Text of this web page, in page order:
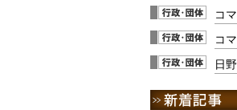
コ
コ
日